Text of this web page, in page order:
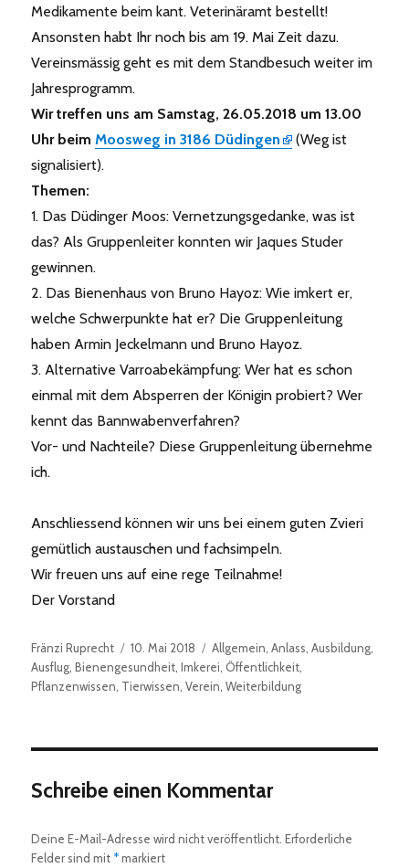
Medikamente beim kant. Veterinäramt bestellt!
Ansonsten habt Ihr noch bis am 19. Mai Zeit dazu.
Vereinsmässig geht es mit dem Standbesuch weiter im
Jahresprogramm.
Wir treffen uns am Samstag, 26.05.2018 um 13.00
Uhr beimMoosweg in 3186 Düdingen
(Weg ist
signalisiert).
Themen:
1. Das Düdinger Moos: Vernetzungsgedanke, was ist
das? Als Gruppenleiter konnten wir Jaques Studer
gewinnen.
2. Das Bienenhaus von Bruno Hayoz: Wie imkert er,
welche Schwerpunkte hat er? Die Gruppenleitung
haben Armin Jeckelmann und Bruno Hayoz.
3. Alternative Varroabekämpfung: Wer hat es schon
einmal mit dem Absperren der Königin probiert? Wer
kennt das Bannwabenverfahren?
Vor- und Nachteile? Diese Gruppenleitung übernehme
ich.
Anschliessend können wir uns bei einem guten Zvieri
gemütlich austauschen und fachsimpeln.
Wir freuen uns auf eine rege Teilnahme!
Der Vorstand
Autor
Fränzi Ruprecht
Veröffentlicht
am
10. Mai 2018 Kategorien
Allgemein ,Anlass ,Ausbildung
Ausflug ,Bienengesundheit ,Imkerei Öffentlichkeit
Pflanzenwissen Tierwissen ,Verein ,Weiterbildung
Schreibe einen Kommentar
Deine E-Mail-Adresse wird nicht veröffentlicht. Erforderliche
Felder sind mit *markiert